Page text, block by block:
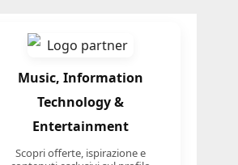
Music, Information
Technology &
Entertainment
Scopri offerte, ispirazione e